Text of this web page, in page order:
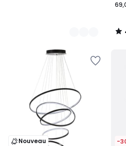
/
Nouveau -